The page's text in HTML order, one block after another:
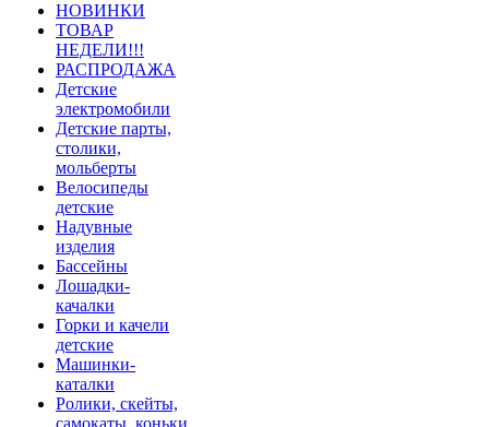
НОВИНКИ
ТОВАР
НЕДЕЛИ!!!
РАСПРОДАЖА
Детские
электромобили
Детские парты,
столики,
мольберты
Велосипеды
детские
Надувные
изделия
Бассейны
Лошадки-
качалки
Горки и качели
детские
Машинки-
каталки
Ролики, скейты,
самокаты, коньки